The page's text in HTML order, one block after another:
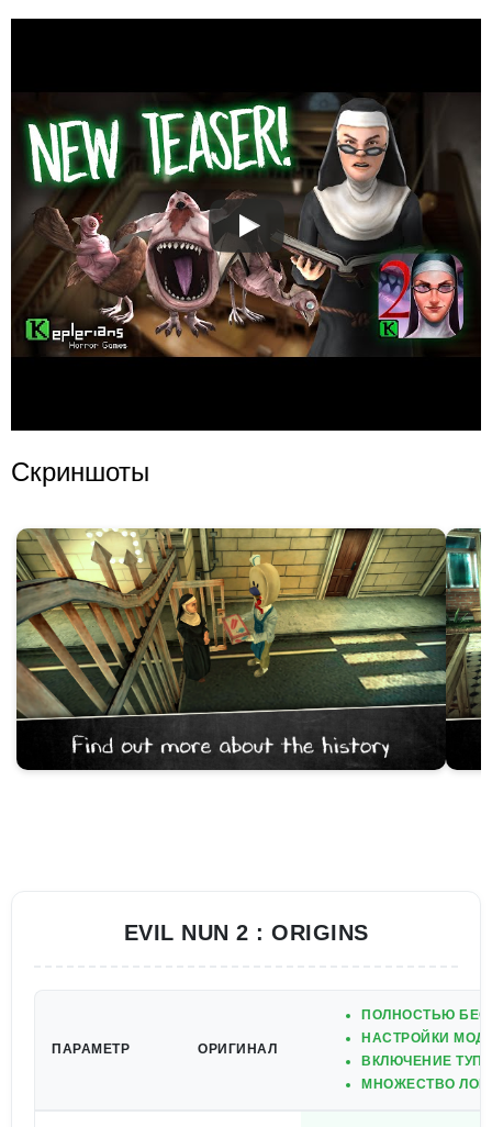
Скриншоты
EVIL NUN 2 : ORIGINS
ПАРАМЕТР ОРИГИНАЛ
ПОЛНОСТЬЮ
НАСТРОЙКИ
ВКЛЮЧЕНИЕ
МНОЖЕСТВО